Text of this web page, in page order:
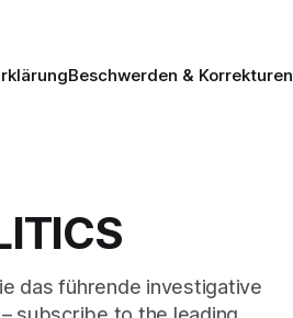
Beschwerden & Korrekturen
das führende investigative